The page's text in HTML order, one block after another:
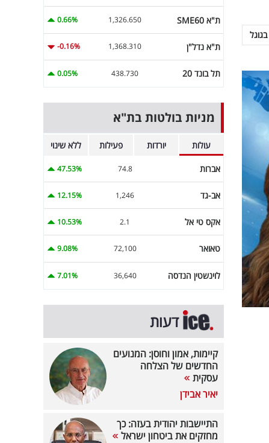
ת"א SME60 1,326.650
0.66%
ת"א נדל"ן 1,368.310
-0.16%
תל בונד 20 438.730
0.05%
מניות בולטות בת"א
עולות יורדות פעילות ללא שינוי
אברות 74.8
47.53%
אב-גד 1,246
12.15%
אקס טי אל 2.1
10.53%
טאואר 72,100
9.08%
לוינשטין הנדסה 36,640
7.01%
דעות
קיימות, אמון וחוסן: המנועים
החדשים של הצלחה
עסקית
יאיר אבידן
התיישבות יהודית בעזה: כך
מחזקים את ביטחון ישראל